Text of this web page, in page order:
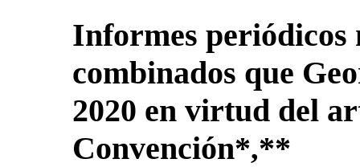
Informes periódicos
combinados que
2020 en virtud del
Convención*,**